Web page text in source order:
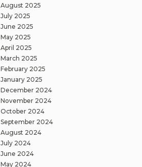
August 2025
July 2025
June 2025
May 2025
April 2025
March 2025
February 2025
January 2025
December 2024
November 2024
October 2024
September 2024
August 2024
July 2024
June 2024
May 2024